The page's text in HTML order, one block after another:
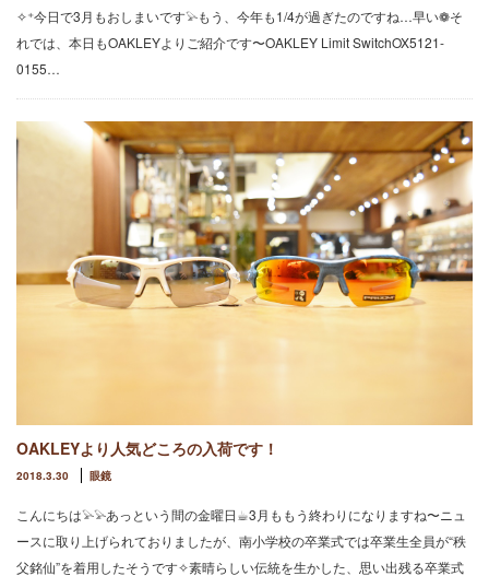
✧⁺今日で3月もおしまいです𓅫もう、今年も1/4が過ぎたのですね…早い❁そ
れでは、本日もOAKLEYよりご紹介です〜OAKLEY Limit SwitchOX5121-
0155…
OAKLEYより人気どころの入荷です！
2018.3.30 眼鏡
こんにちは𓅫𓅫あっという間の金曜日☕︎3月ももう終わりになりますね〜ニュ
ースに取り上げられておりましたが、南小学校の卒業式では卒業生全員が“秩
父銘仙”を着用したそうです✧素晴らしい伝統を生かした、思い出残る卒業式